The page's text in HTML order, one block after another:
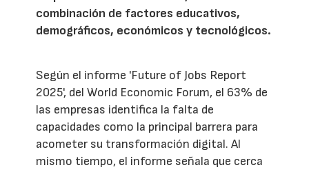
combinación de factores educativos,
demográficos, económicos y tecnológicos.
Según el informe 'Future of Jobs Report
2025', del World Economic Forum, el 63% de
las empresas identifica la falta de
capacidades como la principal barrera para
acometer su transformación digital. Al
mismo tiempo, el informe señala que cerca